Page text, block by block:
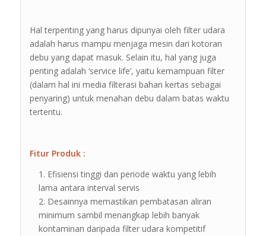
Hal terpenting yang harus dipunyai oleh filter udara
adalah harus mampu menjaga mesin dari kotoran
debu yang dapat masuk. Selain itu, hal yang juga
penting adalah ‘service life’, yaitu kemampuan filter
(dalam hal ini media filterasi bahan kertas sebagai
penyaring) untuk menahan debu dalam batas waktu
tertentu.
Fitur Produk :
Efisiensi tinggi dan periode waktu yang lebih
lama antara interval servis
Desainnya memastikan pembatasan aliran
minimum sambil menangkap lebih banyak
kontaminan daripada filter udara kompetitif